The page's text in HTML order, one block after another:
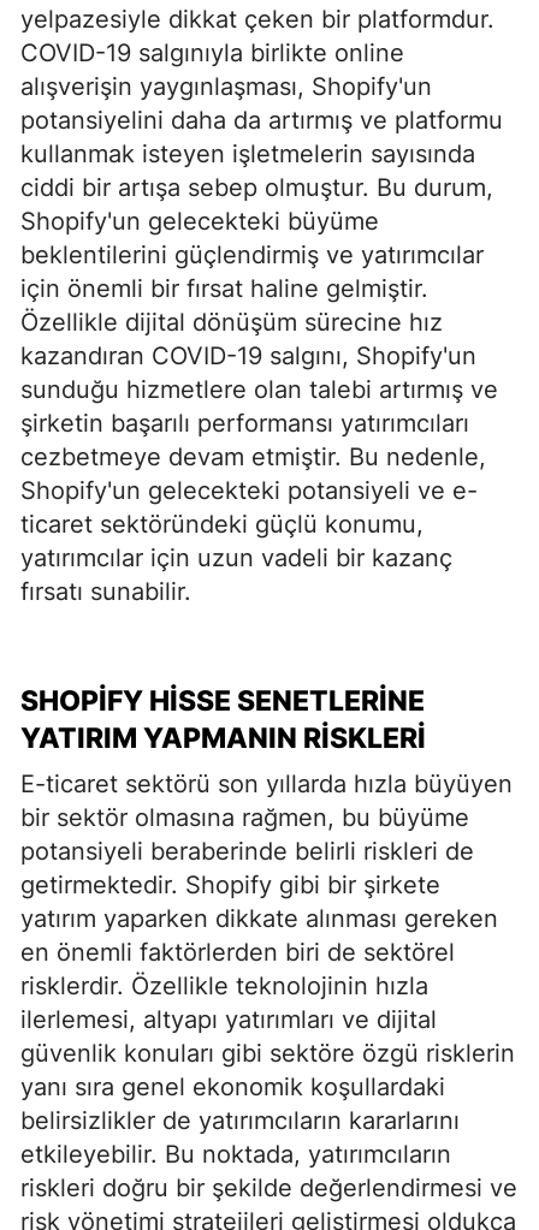
yelpazesiyle dikkat çeken bir platformdur.
COVID-19 salgınıyla birlikte online
alışverişin yaygınlaşması, Shopify'un
potansiyelini daha da artırmış ve platformu
kullanmak isteyen işletmelerin sayısında
ciddi bir artışa sebep olmuştur. Bu durum,
Shopify'un gelecekteki büyüme
beklentilerini güçlendirmiş ve yatırımcılar
için önemli bir fırsat haline gelmiştir.
Özellikle dijital dönüşüm sürecine hız
kazandıran COVID-19 salgını, Shopify'un
sunduğu hizmetlere olan talebi artırmış ve
şirketin başarılı performansı yatırımcıları
cezbetmeye devam etmiştir. Bu nedenle,
Shopify'un gelecekteki potansiyeli ve e-
ticaret sektöründeki güçlü konumu,
yatırımcılar için uzun vadeli bir kazanç
fırsatı sunabilir.
SHOPIFY HISSE SENETLERINE
YATIRIM YAPMANIN RISKLERI
E-ticaret sektörü son yıllarda hızla büyüyen
bir sektör olmasına rağmen, bu büyüme
potansiyeli beraberinde belirli riskleri de
getirmektedir. Shopify gibi bir şirkete
yatırım yaparken dikkate alınması gereken
en önemli faktörlerden biri de sektörel
risklerdir. Özellikle teknolojinin hızla
ilerlemesi, altyapı yatırımları ve dijital
güvenlik konuları gibi sektöre özgü risklerin
yanı sıra genel ekonomik koşullardaki
belirsizlikler de yatırımcıların kararlarını
etkileyebilir. Bu noktada, yatırımcıların
riskleri doğru bir şekilde değerlendirmesi ve
risk yönetimi stratejileri geliştirmesi oldukça